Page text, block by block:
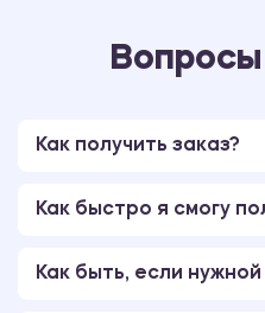
Как получить заказ?
Как быстро я смогу
Как быть, если